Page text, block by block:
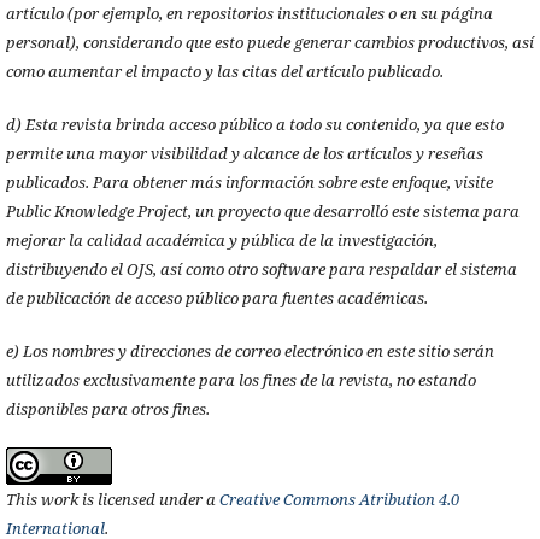
artículo (por ejemplo, en repositorios institucionales o en su página
personal), considerando que esto puede generar cambios productivos, así
como aumentar el impacto y las citas del artículo publicado.
d) Esta revista brinda acceso público a todo su contenido, ya que esto
permite una mayor visibilidad y alcance de los artículos y reseñas
publicados. Para obtener más información sobre este enfoque, visite
Public Knowledge Project, un proyecto que desarrolló este sistema para
mejorar la calidad académica y pública de la investigación,
distribuyendo el OJS, así como otro software para respaldar el sistema
de publicación de acceso público para fuentes académicas.
e) Los nombres y direcciones de correo electrónico en este sitio serán
utilizados exclusivamente para los fines de la revista, no estando
disponibles para otros fines.
This work is licensed under aCreative Commons Atribution 4.0
International.